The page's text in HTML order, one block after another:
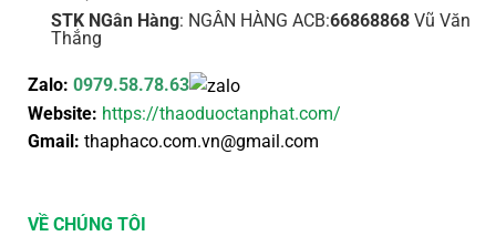
STK NGân Hàng: NGÂN HÀNG ACB:66868868Vũ Văn
Thắng
Zalo: 0979.58.78.63
Website: https://thaoduoctanphat.com/
Gmail: thaphaco.com.vn@gmail.com
VỀ CHÚNG TÔI